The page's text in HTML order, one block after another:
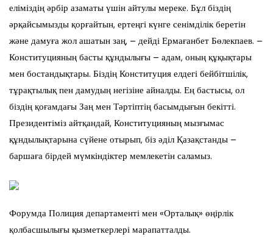
еліміздің әрбір азаматы үшін айтулы мереке. Бұл біздің
әрқайсымызды қорғайтын, ертеңгі күнге сенімділік беретін
және дамуға жол ашатын заң, – дейді Ермағанбет Бөлекпаев. –
Конституцияның басты құндылығы – адам, оның құқықтары
мен бостандықтары. Біздің Конституция елдегі бейбітшілік,
тұрақтылық пен дамудың негізіне айналды. Ең бастысы, ол
біздің қоғамдағы Заң мен Тәртіптің басымдығын бекітті.
Президентіміз айтқандай, Конституцияның мызғымас
құндылықтарына сүйене отырып, біз әділ Қазақстанды –
баршаға бірдей мүмкіндіктер мемлекетін саламыз.
Форумда Полиция департаменті мен «Орталық» өңірлік
қолбасшылығы қызметкерлері марапатталды.